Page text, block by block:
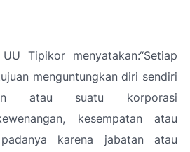
Tipikor menyatakan:“Setiap
menguntungkan diri sendiri
atau suatu korporasi
kesempatan atau
karena jabatan atau